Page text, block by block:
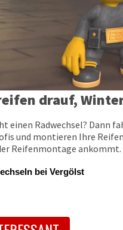
drauf,
einen Radwechsel? Dann
und montieren Ihre
Reifenmontage ankommt.
bei Vergölst